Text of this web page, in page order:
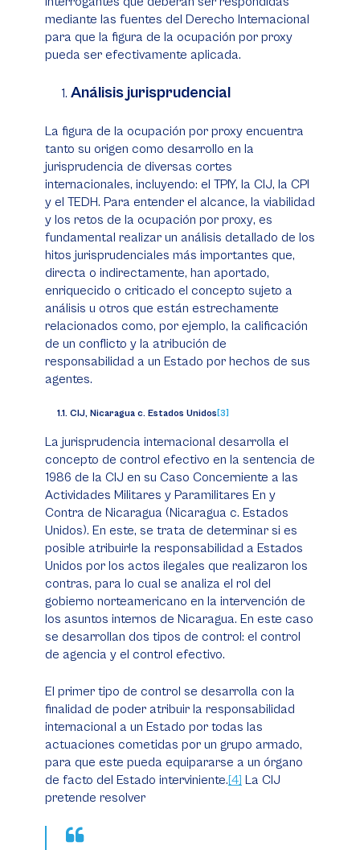
mediante las fuentes del Derecho Internacional
para que la figura de la ocupación por proxy
pueda ser efectivamente aplicada.
Análisis jurisprudencial
La figura de la ocupación por proxy encuentra
tanto su origen como desarrollo en la
jurisprudencia de diversas cortes
internacionales, incluyendo: el TPIY, la CIJ, la CPI
y el TEDH. Para entender el alcance, la viabilidad
y los retos de la ocupación por proxy, es
fundamental realizar un análisis detallado de los
hitos jurisprudenciales más importantes que,
directa o indirectamente, han aportado,
enriquecido o criticado el concepto sujeto a
análisis u otros que están estrechamente
relacionados como, por ejemplo, la calificación
de un conflicto y la atribución de
responsabilidad a un Estado por hechos de sus
agentes.
1.1. CIJ, Nicaragua c. Estados Unidos [3]
La jurisprudencia internacional desarrolla el
concepto de control efectivo en la sentencia de
1986 de la CIJ en su Caso Concerniente a las
Actividades Militares y Paramilitares En y
Contra de Nicaragua (Nicaragua c. Estados
Unidos). En este, se trata de determinar si es
posible atribuirle la responsabilidad a Estados
Unidos por los actos ilegales que realizaron los
contras, para lo cual se analiza el rol del
gobierno norteamericano en la intervención de
los asuntos internos de Nicaragua. En este caso
se desarrollan dos tipos de control: el control
de agencia y el control efectivo.
El primer tipo de control se desarrolla con la
finalidad de poder atribuir la responsabilidad
internacional a un Estado por todas las
actuaciones cometidas por un grupo armado,
para que este pueda equipararse a un órgano
de facto del Estado interviniente.[4] La CIJ
pretende resolver